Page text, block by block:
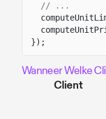
// ...
});
Wanneer Welke
Client